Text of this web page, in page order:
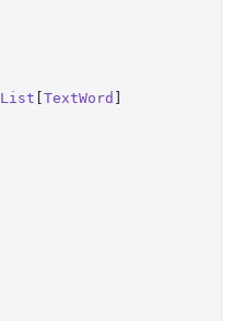
List TextWord